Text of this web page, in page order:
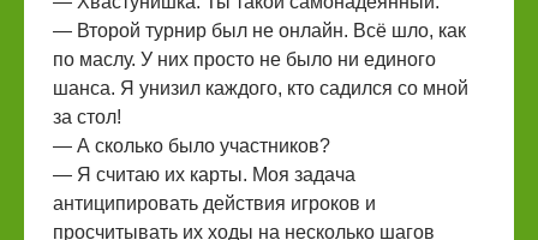
— Второй турнир был не онлайн. Всё шло, как
по маслу. У них просто не было ни единого
шанса. Я унизил каждого, кто садился со мной
за стол!
— А сколько было участников?
— Я считаю их карты. Моя задача
антиципировать действия игроков и
просчитывать их ходы на несколько шагов